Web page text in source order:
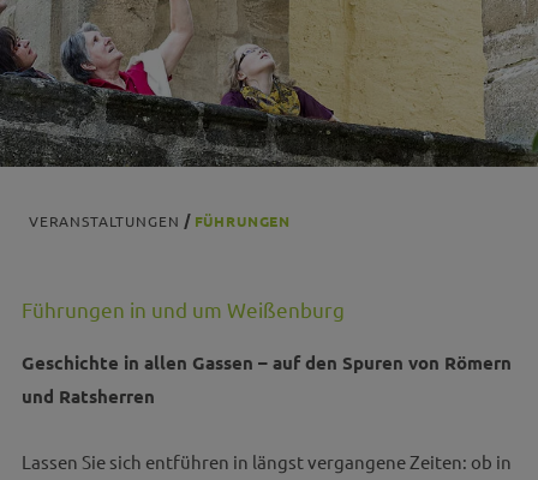
VERANSTALTUNGEN FÜHRUNGEN
Führungen in und um Weißenburg
Geschichte in allen Gassen – auf den Spuren von Römern
und Ratsherren
Lassen Sie sich entführen in längst vergangene Zeiten: ob in